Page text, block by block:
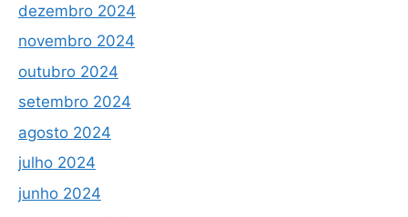
dezembro 2024
novembro 2024
outubro 2024
setembro 2024
agosto 2024
julho 2024
junho 2024